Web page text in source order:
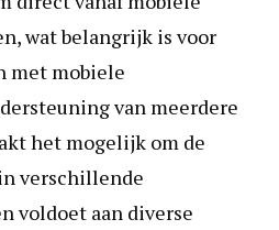
wat belangrijk is voor
met mobiele
van meerdere
het mogelijk om de
verschillende
voldoet aan diverse